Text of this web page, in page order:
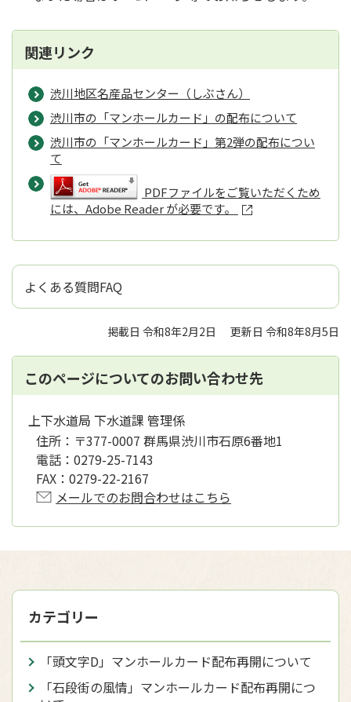
関連リンク
渋川地区名産品センター（しぶさん）
渋川市の「マンホールカード」の配布について
渋川市の「マンホールカード」第2弾の配布につい
て
PDFファイルをご覧いただくため
には、Adobe Reader が必要です。
よくある質問FAQ
掲載日 令和8年2月2日 更新日 令和8年8月5日
このページについてのお問い合わせ先
上下水道局 下水道課 管理係
住所： 〒377-0007 群馬県渋川市石原6番地1
電話： 0279-25-7143
FAX： 0279-22-2167
メールでのお問合わせはこちら
カテゴリー
「頭文字D」マンホールカード配布再開について
「石段街の風情」マンホールカード配布再開につ